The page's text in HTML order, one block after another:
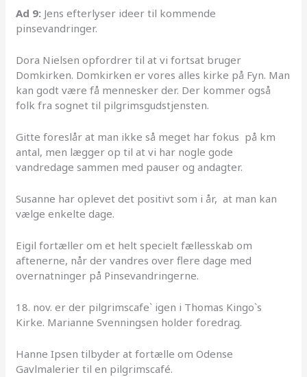
Ad 9: Jens efterlyser ideer til kommende
pinsevandringer.
Dora Nielsen opfordrer til at vi fortsat bruger
Domkirken. Domkirken er vores alles kirke på Fyn. Man
kan godt være få mennesker der. Der kommer også
folk fra sognet til pilgrimsgudstjensten.
Gitte foreslår at man ikke så meget har fokus på km
antal, men lægger op til at vi har nogle gode
vandredage sammen med pauser og andagter.
Susanne har oplevet det positivt som i år, at man kan
vælge enkelte dage.
Eigil fortæller om et helt specielt fællesskab om
aftenerne, når der vandres over flere dage med
overnatninger på Pinsevandringerne.
18. nov. er der pilgrimscafe` igen i Thomas Kingo`s
Kirke. Marianne Svenningsen holder foredrag.
Hanne Ipsen tilbyder at fortælle om Odense
Gavlmalerier til en pilgrimscafé.